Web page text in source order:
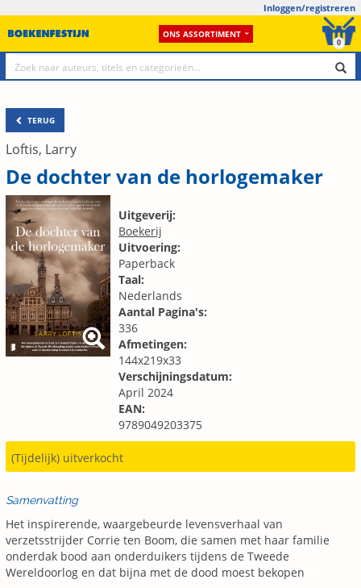
Inloggen/registreren
ONS ASSORTIMENT
0
TERUG
Loftis, Larry
De dochter van de horlogemaker
Uitgeverij:
Boekerij
Uitvoering:
Paperback
Taal:
Nederlands
Aantal Pagina's:
336
Afmetingen:
144x219x33
Verschijningsdatum:
April 2024
EAN:
9789049203375
(Tijdelijk) uitverkocht
Samenvatting
Het inspirerende, waargebeurde levensverhaal van
verzetsstrijder Corrie ten Boom, die samen met haar familie
onderdak bood aan onderduikers tijdens de Tweede
Wereldoorlog en dat bijna met de dood moest bekopen